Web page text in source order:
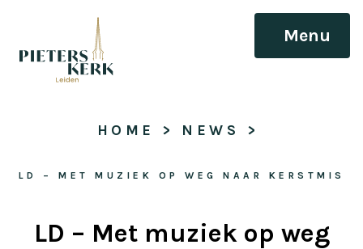
Menu
HOME > NEWS >
LD – MET MUZIEK OP WEG NAAR KERSTMIS
LD – Met muziek op weg